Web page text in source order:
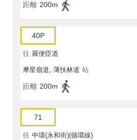
距離 200m
40P
往 羅便臣道
摩星嶺道, 薄扶林道 站
距離 200m
71
往 中環(永和街)(循環線)